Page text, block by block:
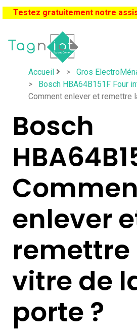
Testez gratuitement notre
Accueil > Gros
>
Bosch HBA64B151F Four
Comment enlever et remettre
Bosch
enlever
remettre
vitre de
porte ?